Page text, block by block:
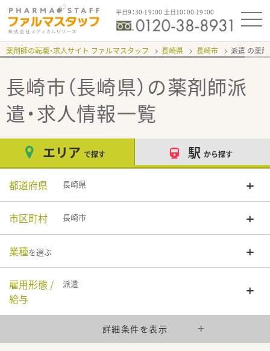
平日9：30-19：00 土日10：00-19：00
薬剤師の転職・求人サイト ファルマスタッフ 長崎県 長崎市 派遣
長崎市（長崎県） の薬剤師派
遣・求人情報一覧
エリア で探す 駅 から探す
都道府県 長崎県
市区町村 長崎市
業種を選ぶ
雇用形態 /
給与
派遣
詳細条件を表示